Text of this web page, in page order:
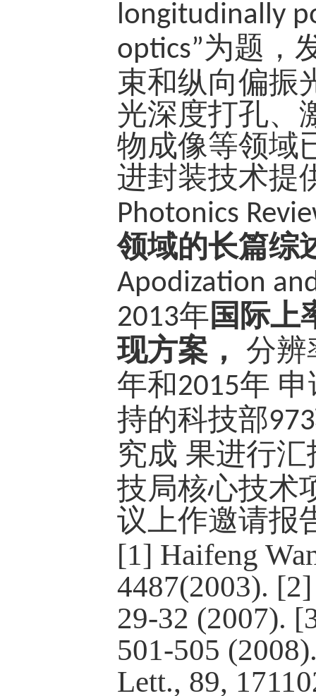
longitudinally
optics”为题，
束和纵向偏振
光深度打孔、
物成像等领域
进封装技术提
Photonics
领域的长篇综
Apodization
2013年国际上
现方案， 分辨
年和2015年
持的科技部973
究成 果进行
技局核心技术
议上作邀请报
[1] Haifeng
4487(2003).
29-32 (2007).
501-505
Lett., 89,